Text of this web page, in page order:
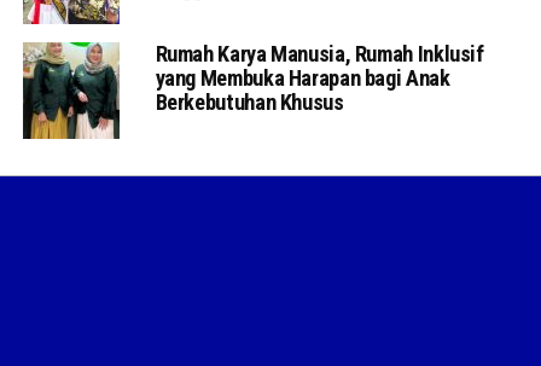
Rumah Karya Manusia, Rumah Inklusif
yang Membuka Harapan bagi Anak
Berkebutuhan Khusus